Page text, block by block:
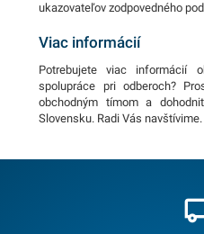
ukazovateľov zodpovedného
Viac informácií
Potrebujete viac informácií
spolupráce pri odberoch?
obchodným tímom a
Slovensku. Radi Vás navštívime.